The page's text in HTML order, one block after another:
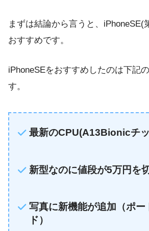
まずは結論から言うと、iPhoneSE(
おすすめです。
iPhoneSEをおすすめしたのは下記
す。
最新のCPU(A13Bionicチ
新型なのに値段が5万円を
写真に新機能が追加（ポー
ド）